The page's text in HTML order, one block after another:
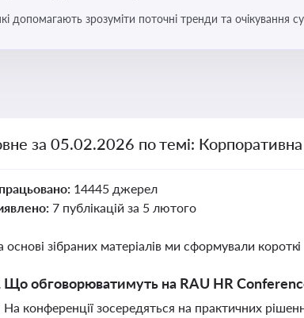
допомагають зрозуміти поточні тренди та очікування
за 05.02.2026 по темі: Корпоративна
14445 джерел
7 публікацій за 5 лютого
основі зібраних матеріалів ми сформували
Що обговорюватимуть на RAU HR
На конференції зосередяться на практичних